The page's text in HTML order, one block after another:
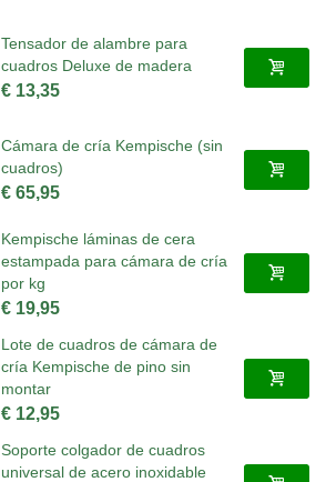
Tensador de alambre para
cuadros Deluxe de madera
€ 13,35
Cámara de cría Kempische (sin
cuadros)
€ 65,95
Kempische láminas de cera
estampada para cámara de cría
por kg
€ 19,95
Lote de cuadros de cámara de
cría Kempische de pino sin
montar
€ 12,95
Soporte colgador de cuadros
universal de acero inoxidable